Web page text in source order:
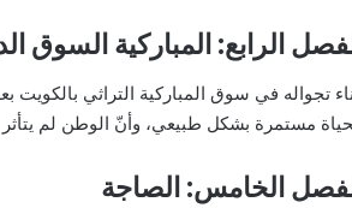
الرابع: المباركية السوق
تجواله في سوق المباركية التراثي
مستمرة بشكل طبيعي، وأنّ الوطن لم
الخامس: الصاجة